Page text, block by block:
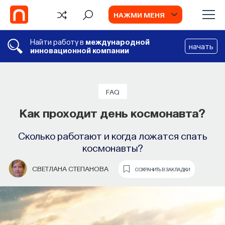
НАЖМИ МЕНЯ
Найти работу в международной
инновационной компании
начать
FAQ
Как проходит день космонавта?
Сколько работают и когда ложатся спать
космонавты?
СВЕТЛАНА СТЕПАНОВА СОХРАНИТЬ В ЗАКЛАДКИ
TV
ИИ в университете, цели
Есть ли у животных сознание?
Биолог Зоя Зорина о трактовках сознания,
и экспериментах по выявлению сознания
у животных
ЗОЯ ЗОРИНА СОХРАНИТЬ В ЗАКЛАДКИ